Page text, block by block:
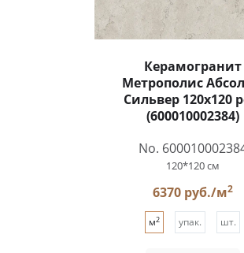
Керамогранит
Метрополис
Сильвер 120x120
(600010002384)
No.
120*120 см
6370 руб./м2
м2 упак. шт.